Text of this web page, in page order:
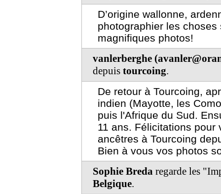
D’origine wallonne,
photographier les
magnifiques photos!
vanlerberghe
depuis tourcoing.
De retour à Tourcoing,
indien (Mayotte, les
puis l'Afrique du Sud.
11 ans. Félicitations
ancêtres à Tourcoing
Bien à vous vos photos
Sophie Breda regarde les
Belgique.